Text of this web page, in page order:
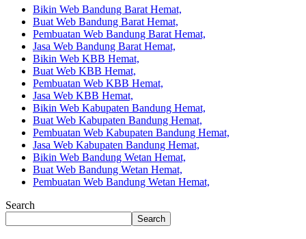
Bikin Web Bandung Barat Hemat,
Buat Web Bandung Barat Hemat,
Pembuatan Web Bandung Barat Hemat,
Jasa Web Bandung Barat Hemat,
Bikin Web KBB Hemat,
Buat Web KBB Hemat,
Pembuatan Web KBB Hemat,
Jasa Web KBB Hemat,
Bikin Web Kabupaten Bandung Hemat,
Buat Web Kabupaten Bandung Hemat,
Pembuatan Web Kabupaten Bandung Hemat,
Jasa Web Kabupaten Bandung Hemat,
Bikin Web Bandung Wetan Hemat,
Buat Web Bandung Wetan Hemat,
Pembuatan Web Bandung Wetan Hemat,
Search
Search